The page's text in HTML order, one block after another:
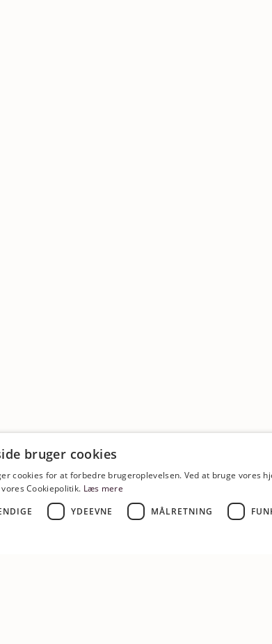
bruger cookies
cookies for at forbedre brugeroplevelsen. Ved at bruge vores
Cookiepolitik. Læs mere
YDEEVNE MÅLRETNING